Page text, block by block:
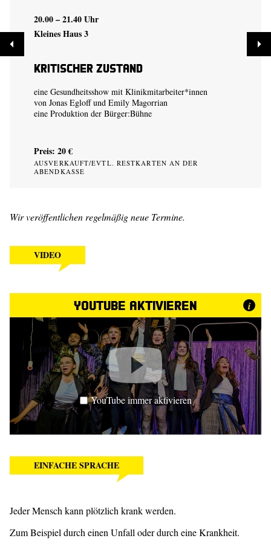
20.00 – 21.40 Uhr
Kleines Haus 3
Kritischer Zustand
eine Gesundheitsshow mit Klinikmitarbeiter*innen
von Jonas Egloffund Emily Magorrian
eine Produktion der Bürger:Bühne
Preis: 20 €
AUSVERKAUFT/EVTL. RESTKARTEN AN DER
ABENDKASSE
Wir veröffentlichen regelmäßig neue Termine.
VIDEO
YouTube aktivieren i
YouTube immer aktivieren
EINFACHE SPRACHE
Jeder Mensch kann plötzlich krank werden.
Zum Beispiel durch einen Unfall oder durch eine Krankheit.